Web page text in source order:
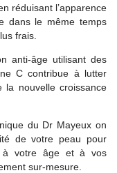
réduisant l’apparence
dans le même temps
frais.
anti-âge utilisant des
C contribue à lutter
la nouvelle croissance
du Dr Mayeux on
de votre peau pour
à votre âge et à vos
sur-mesure.